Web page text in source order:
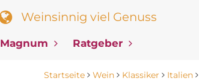
Weinsinnig viel Genuss
Magnum Ratgeber
Startseite Wein Klassiker Italien